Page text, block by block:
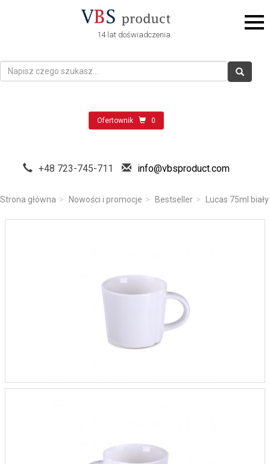
14 lat doświadczenia
Ofertownik 0
+48 723-745-711 info@vbsproduct.com
Strona główna Nowości i promocje Bestseller Lucas 75ml biały